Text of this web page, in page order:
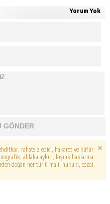
Yorum Yok
GÖNDER
rahatsız edici, hakaret ve küfür
ahlaka aykırı, kişilik haklarına
doğan her türlü mali, hukuki, cezai,